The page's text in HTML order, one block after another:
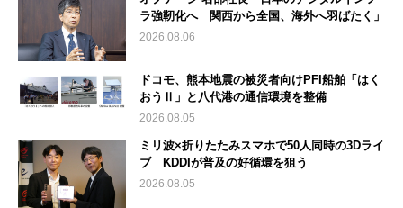
ラ強靭化へ 関西から全国、海外へ羽ばたく」
2026.08.06
ドコモ、熊本地震の被災者向けPFI船舶「はく
おうⅡ」と八代港の通信環境を整備
2026.08.05
ミリ波×折りたたみスマホで50人同時の3Dライ
ブ KDDIが普及の好循環を狙う
2026.08.05